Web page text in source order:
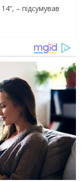
– підсумував